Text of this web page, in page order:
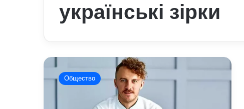
українські зірки
Євген
Клопотенко
одружився:
Общество